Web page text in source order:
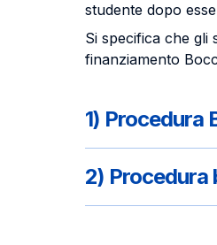
studente dopo
Si specifica che gli
finanziamento
1) Procedura
2) Procedura